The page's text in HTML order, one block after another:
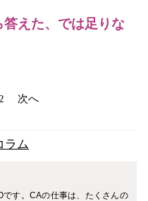
えた、では足りな
2 次へ
ラム
です。CAの仕事は、たくさんの